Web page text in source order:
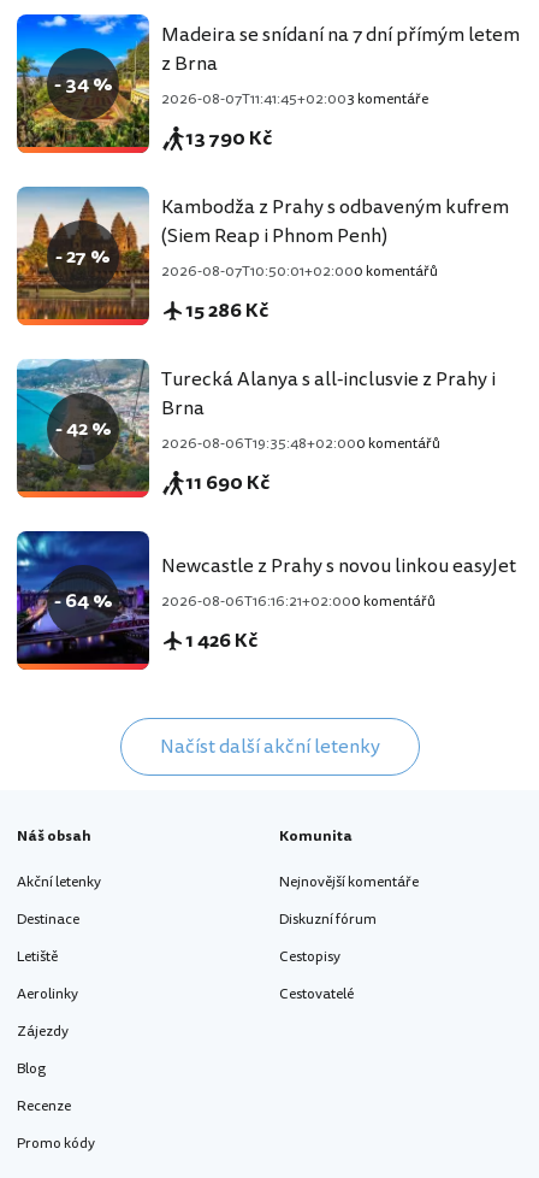
- 34 %
Madeira se snídaní na 7 dní přímým letem
z Brna
2026-08-07T11:41:45+02:003 komentáře
13 790 Kč
- 27 %
Kambodža z Prahy s odbaveným kufrem
(Siem Reap i Phnom Penh)
2026-08-07T10:50:01+02:000 komentářů
15 286 Kč
- 42 %
Turecká Alanya s all-inclusvie z Prahy i
Brna
2026-08-06T19:35:48+02:000 komentářů
11 690 Kč
- 64 %
Newcastle z Prahy s novou linkou easyJet
2026-08-06T16:16:21+02:000 komentářů
1 426 Kč
Načíst další akční letenky
Náš obsah
Akční letenky
Destinace
Letiště
Aerolinky
Zájezdy
Blog
Recenze
Promo kódy
Komunita
Nejnovější komentáře
Diskuzní fórum
Cestopisy
Cestovatelé